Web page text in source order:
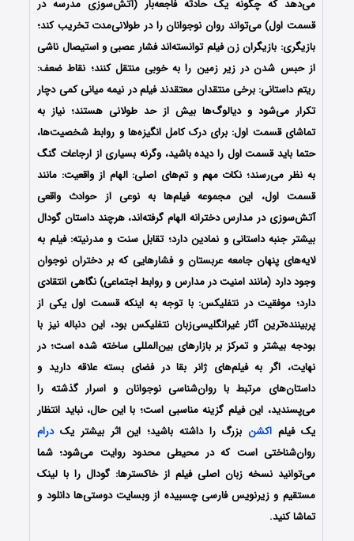
می‌دهد که چگونه یک حادثه فاجعه‌بار (آتش‌سوزی مدرسه در
قسمت اول) می‌تواند روان نوجوانان را در طولانی‌مدت تخریب کند؛
بازیگری: بازیگران زن فیلم توانسته‌اند فشار عصبی و استیصال ناشی
از حبس شدن در زیر زمین را به خوبی منتقل کنند؛ نقاط ضعف:
ریتم داستانی: برخی منتقدان معتقدند فیلم در نیمه میانی کمی دچار
تکرار می‌شود و دیالوگ‌ها بیش از حد طولانی هستند؛ نیاز به
تماشای قسمت اول: برای درک کامل انگیزه‌ها و روابط شخصیت‌ها،
حتما باید قسمت اول را دیده باشید، وگرنه بسیاری از ارجاعات گنگ
به نظر می‌رسند؛ نکات مهم و تم‌های اصلی: الهام از واقعیت: مانند
قسمت اول، این مجموعه فیلم‌ها به نوعی از حوادث واقعی
آتش‌سوزی در مدارس دخترانه الهام گرفته‌اند، هرچند داستان گودال
بیشتر جنبه داستانی و نمادین دارد؛ تقابل سنت و مدرنیته: فیلم به
لایه‌های پنهان جامعه عربستان و فشارهایی که بر دختران نوجوان
وجود دارد (مانند امنیت در مدارس و روابط اجتماعی) نگاهی انتقادی
دارد؛ موفقیت در نتفلیکس: با توجه به اینکه قسمت اول یکی از
پربیننده‌ترین آثار غیرانگلیسی‌زبان نتفلیکس بود، این دنباله نیز با
بودجه بیشتر و تمرکز بر بازارهای بین‌المللی ساخته شده است؛ در
نهایت، اگر به فیلم‌های ژانر بقا در فضای بسته علاقه دارید و
داستان‌های مرتبط با روان‌شناسی نوجوانان و اسرار گذشته را
می‌پسندید، این فیلم گزینه مناسبی است؛ با این حال، نباید انتظار
یک فیلم اکشنبزرگ را داشته باشید؛ این اثر بیشتر یکدرام
روان‌شناختی است که در محیطی محدود روایت می‌شود؛ شما
می‌توانید نسخه زبان اصلی فیلم از خاکسترها: گودال را با ‌لینک
مستقیم و زیرنویس فارسی چسبیده از وبسایت دوستی‌ها دانلود و
تماشا کنید.